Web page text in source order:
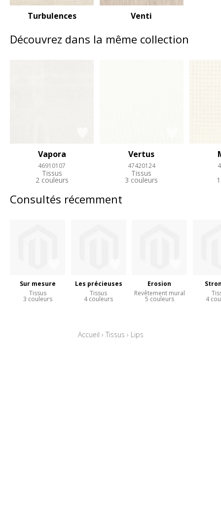
Turbulences Venti
Découvrez dans la même collection
Vapora
46910107
Tissus
2 couleurs
Vertus
47420124
Tissus
3 couleurs
Consultés récemment
Sur mesure
Tissus
3 couleurs
Les précieuses
Tissus
4 couleurs
Erosion
Revêtement mural
5 couleurs 4
Accueil › Tissus › Lips